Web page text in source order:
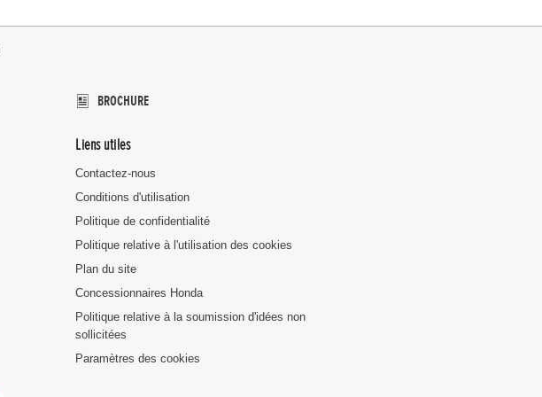
BROCHURE
Liens utiles
Contactez-nous
Conditions d'utilisation
Politique de confidentialité
Politique relative à l'utilisation des cookies
Plan du site
Concessionnaires Honda
Politique relative à la soumission d'idées non
sollicitées
Paramètres des cookies